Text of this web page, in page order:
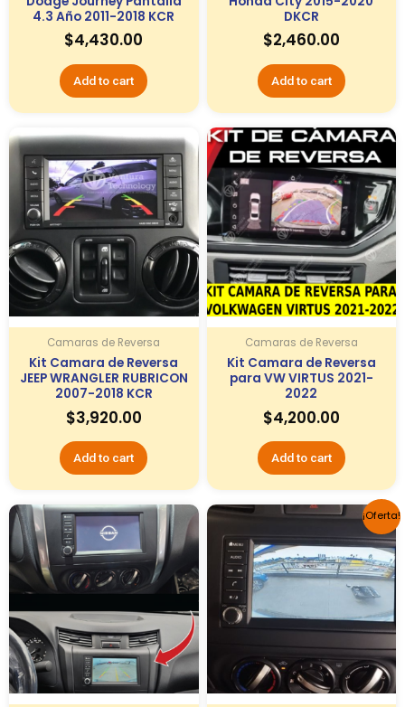
4.3 Año 2011-2018 KCR
$4,430.00
Add to cart
DKCR
$2,460.00
Add to cart
Camaras de Reversa
Kit Camara de Reversa
JEEP WRANGLER RUBRICON
2007-2018 KCR
$3,920.00
Add to cart
Camaras de Reversa
Kit Camara de Reversa
para VW VIRTUS 2021-
2022
$4,200.00
Add to cart
¡Oferta!